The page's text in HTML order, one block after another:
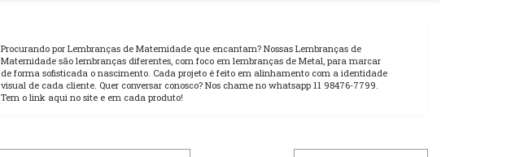
Procurando por Lembranças de Maternidade que encantam? Nossas Lembranças de
Maternidade são lembranças diferentes, com foco em lembranças de Metal, para marcar
de forma sofisticada o nascimento. Cada projeto é feito em alinhamento com a identidade
visual de cada cliente. Quer conversar conosco? Nos chame no whatsapp 11 98476-7799.
Tem o link aqui no site e em cada produto!